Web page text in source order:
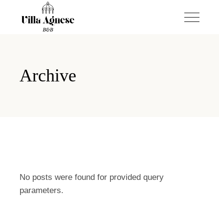
Archive
No posts were found for provided query
parameters.